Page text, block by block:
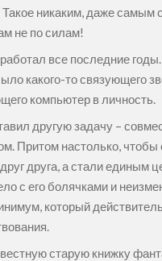
Такое никаким, даже самым
не по силам!
все последние
какого-то связующего
компьютер в личность.
другую задачу –
Притом настолько, чтобы
друга, а стали единым
с его болячками и
который
старую книжку